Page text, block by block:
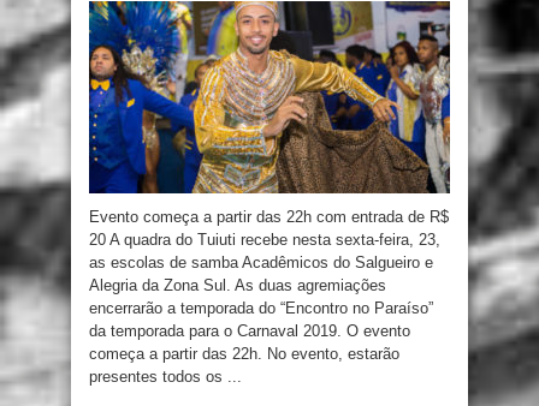
Evento começa a partir das 22h com entrada de R$
20 A quadra do Tuiuti recebe nesta sexta-feira, 23,
as escolas de samba Acadêmicos do Salgueiro e
Alegria da Zona Sul. As duas agremiações
encerrarão a temporada do “Encontro no Paraíso”
da temporada para o Carnaval 2019. O evento
começa a partir das 22h. No evento, estarão
presentes todos os ...